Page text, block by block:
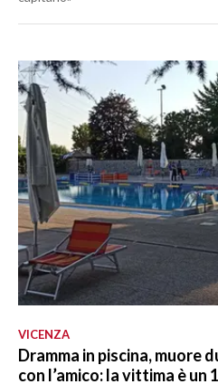
VICENZA
Dramma in piscina, muore
con l’amico: la vittima è un